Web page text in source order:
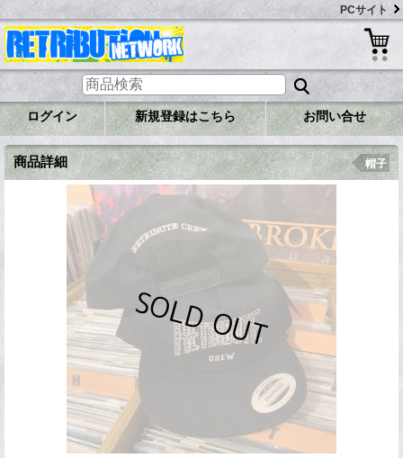
PCサイト
ログイン 新規登録はこちら お問い合せ
商品詳細 帽子